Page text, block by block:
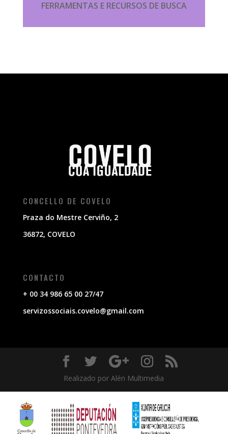
FERRAMENTAS E RECURSOS DE BUSCA
CONCELLO DE COVELO
Praza do Mestre Cerviño, 2
36872, COVELO
CONTACTO
+ 00 34 986 65 00 27/47
servizossociais.covelo@gmail.com
Realizado por Alén Multimedia